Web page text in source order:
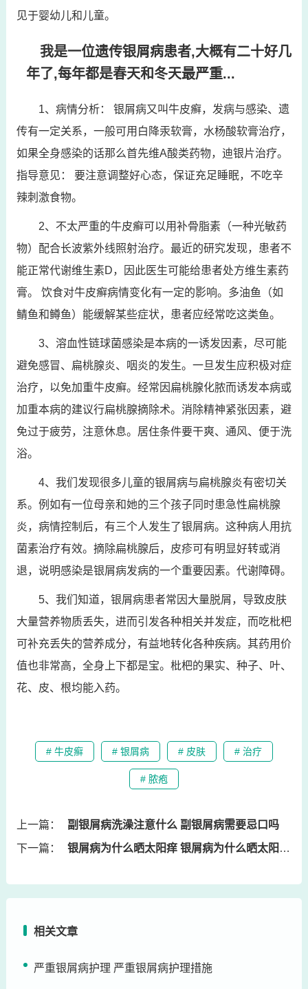
见于婴幼儿和儿童。
我是一位遗传银屑病患者,大概有二十好几
年了,每年都是春天和冬天最严重...
1、病情分析： 银屑病又叫牛皮癣，发病与感染、遗
传有一定关系，一般可用白降汞软膏，水杨酸软膏治疗，
如果全身感染的话那么首先维A酸类药物，迪银片治疗。
指导意见： 要注意调整好心态，保证充足睡眠，不吃辛
辣刺激食物。
2、不太严重的牛皮癣可以用补骨脂素（一种光敏药
物）配合长波紫外线照射治疗。最近的研究发现，患者不
能正常代谢维生素D，因此医生可能给患者处方维生素药
膏。 饮食对牛皮癣病情变化有一定的影响。多油鱼（如
鲭鱼和鳟鱼）能缓解某些症状，患者应经常吃这类鱼。
3、溶血性链球菌感染是本病的一诱发因素，尽可能
避免感冒、扁桃腺炎、咽炎的发生。一旦发生应积极对症
治疗，以免加重牛皮癣。经常因扁桃腺化脓而诱发本病或
加重本病的建议行扁桃腺摘除术。消除精神紧张因素，避
免过于疲劳，注意休息。居住条件要干爽、通风、便于洗
浴。
4、我们发现很多儿童的银屑病与扁桃腺炎有密切关
系。例如有一位母亲和她的三个孩子同时患急性扁桃腺
炎，病情控制后，有三个人发生了银屑病。这种病人用抗
菌素治疗有效。摘除扁桃腺后，皮疹可有明显好转或消
退，说明感染是银屑病发病的一个重要因素。代谢障碍。
5、我们知道，银屑病患者常因大量脱屑，导致皮肤
大量营养物质丢失，进而引发各种相关并发症，而吃枇杷
可补充丢失的营养成分，有益地转化各种疾病。其药用价
值也非常高，全身上下都是宝。枇杷的果实、种子、叶、
花、皮、根均能入药。
# 牛皮癣 # 银屑病 # 皮肤 # 治疗
# 脓疱
上一篇：
副银屑病洗澡注意什么 副银屑病需要忌口吗
下一篇：
银屑病为什么晒太阳痒 银屑病为什么晒太阳痒的厉害
相关文章
严重银屑病护理 严重银屑病护理措施